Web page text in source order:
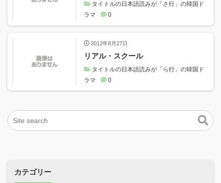
タイトルの日本語読みが「さ行」の韓国ド
ラマ
0
2012年8月27日
リアル・スクール
タイトルの日本語読みが「ら行」の韓国ド
ラマ
0
カテゴリー